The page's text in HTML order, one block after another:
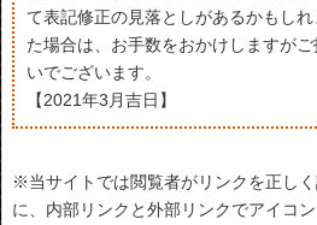
て表記修正の見落としがあるかもし
た場合は、お手数をおかけしますが
いでございます。
【2021年3月吉日】
※当サイトでは閲覧者がリンクを正し
に、内部リンクと外部リンクでアイコ